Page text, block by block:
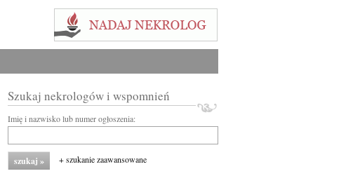
Szukaj nekrologów i wspomnień
Imię i nazwisko lub numer ogłoszenia:
+ szukanie zaawansowane